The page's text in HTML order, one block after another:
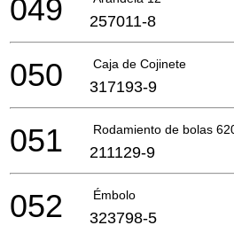
049 257011-8
Caja de Cojinete
050 317193-9
Rodamiento de bolas
051 211129-9
Émbolo
052 323798-5